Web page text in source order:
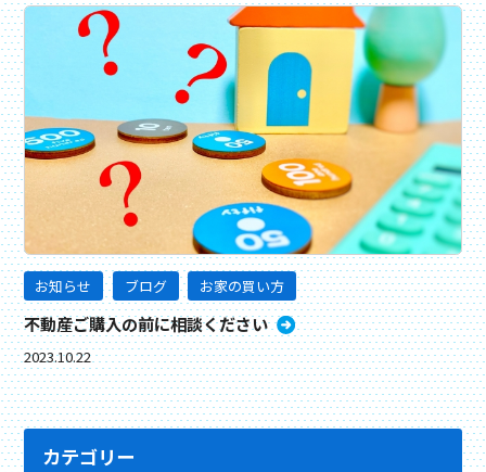
お知らせ ブログ お家の買い方
不動産ご購入の前に相談ください
2023.10.22
カテゴリー